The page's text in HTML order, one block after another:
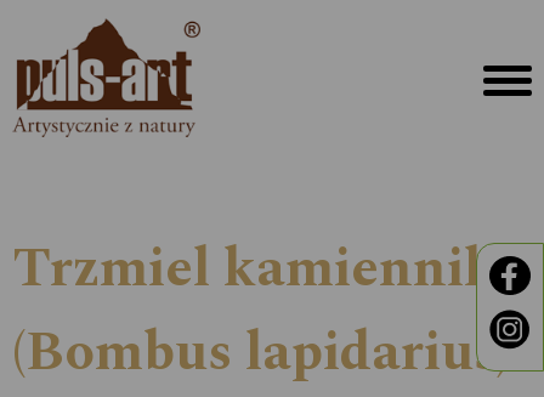
Trzmiel kamiennik
(Bombus lapidarius)